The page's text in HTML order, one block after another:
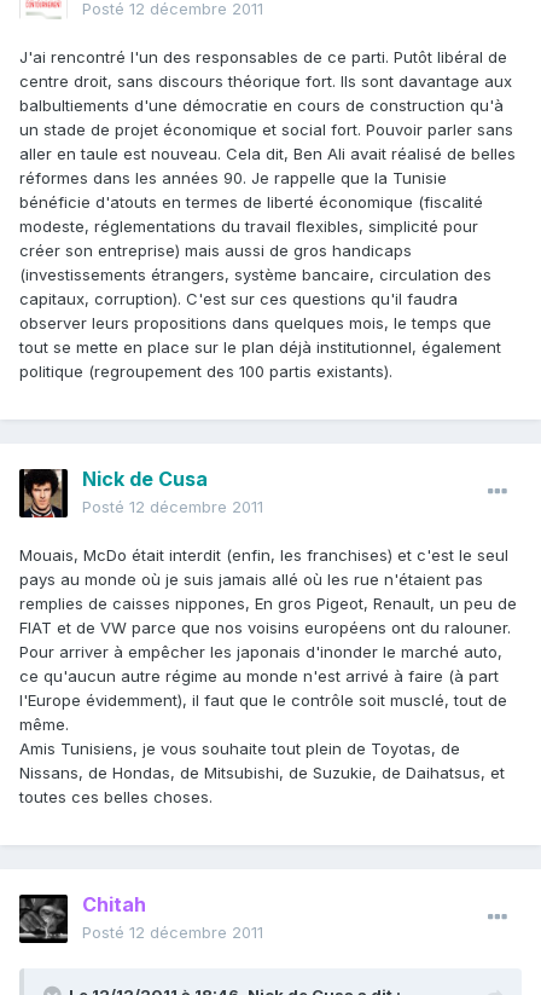
Posté 12 décembre 2011
J'ai rencontré l'un des responsables de ce parti. Putôt libéral de
centre droit, sans discours théorique fort. Ils sont davantage aux
balbultiements d'une démocratie en cours de construction qu'à
un stade de projet économique et social fort. Pouvoir parler sans
aller en taule est nouveau. Cela dit, Ben Ali avait réalisé de belles
réformes dans les années 90. Je rappelle que la Tunisie
bénéficie d'atouts en termes de liberté économique (fiscalité
modeste, réglementations du travail flexibles, simplicité pour
créer son entreprise) mais aussi de gros handicaps
(investissements étrangers, système bancaire, circulation des
capitaux, corruption). C'est sur ces questions qu'il faudra
observer leurs propositions dans quelques mois, le temps que
tout se mette en place sur le plan déjà institutionnel, également
politique (regroupement des 100 partis existants).
Nick de Cusa
Posté 12 décembre 2011
Mouais, McDo était interdit (enfin, les franchises) et c'est le seul
pays au monde où je suis jamais allé où les rue n'étaient pas
remplies de caisses nippones, En gros Pigeot, Renault, un peu de
FIAT et de VW parce que nos voisins européens ont du ralouner.
Pour arriver à empêcher les japonais d'inonder le marché auto,
ce qu'aucun autre régime au monde n'est arrivé à faire (à part
l'Europe évidemment), il faut que le contrôle soit musclé, tout de
même.
Amis Tunisiens, je vous souhaite tout plein de Toyotas, de
Nissans, de Hondas, de Mitsubishi, de Suzukie, de Daihatsus, et
toutes ces belles choses.
Chitah
Posté 12 décembre 2011